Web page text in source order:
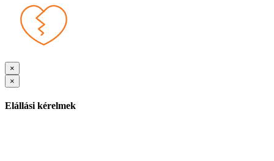
×
×
Elállási kérelmek